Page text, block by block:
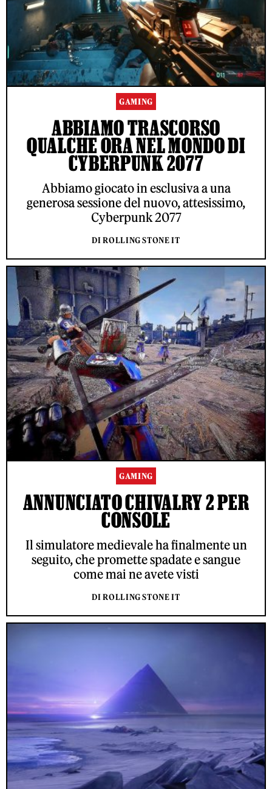
GAMING
ABBIAMO TRASCORSO
QUALCHE ORA NEL MONDO DI
CYBERPUNK 2077
Abbiamo giocato in esclusiva a una
generosa sessione del nuovo, attesissimo,
Cyberpunk 2077
DI ROLLING STONE IT
GAMING
ANNUNCIATO CHIVALRY 2 PER
CONSOLE
Il simulatore medievale ha finalmente un
seguito, che promette spadate e sangue
come mai ne avete visti
DI ROLLING STONE IT